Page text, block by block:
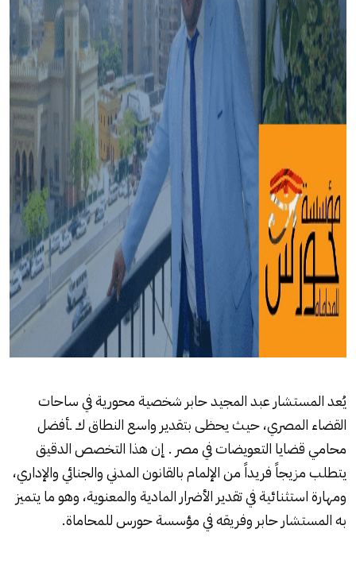
يُعد المستشار عبد المجيد حابر شخصية محورية في ساحات
القضاء المصري، حيث يحظى بتقدير واسع النطاق ك ـأفضل
محامي قضايا التعويضات في مصر . إن هذا التخصص الدقيق
يتطلب مزيجاً فريداً من الإلمام بالقانون المدني والجنائي والإداري،
ومهارة استثنائية في تقدير الأضرار المادية والمعنوية، وهو ما يتميز
به المستشار حابر وفريقه في مؤسسة حورس للمحاماة.